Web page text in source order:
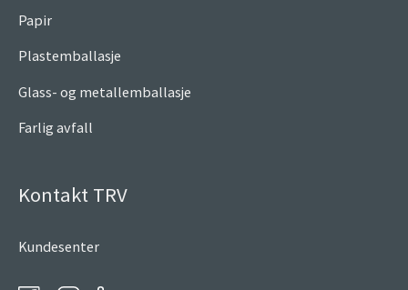
Papir
Plastemballasje
Glass- og metallemballasje
Farlig avfall
Kontakt TRV
Kundesenter